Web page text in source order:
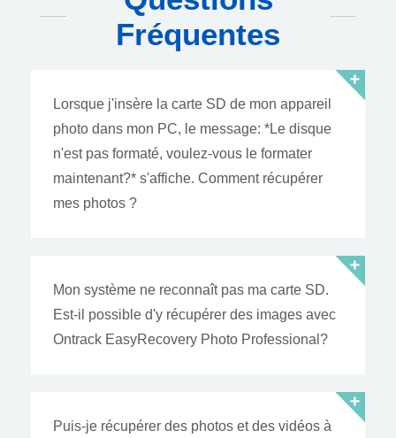
Fréquentes
Lorsque j'insère la carte SD de mon appareil
photo dans mon PC, le message: *Le disque
n'est pas formaté, voulez-vous le formater
maintenant?* s'affiche. Comment récupérer
mes photos ?
Mon système ne reconnaît pas ma carte SD.
Est-il possible d'y récupérer des images avec
Ontrack EasyRecovery Photo Professional?
Puis-je récupérer des photos et des vidéos à